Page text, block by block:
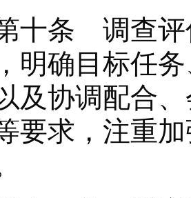
条 调查评估
明确目标任
及协调配合
要求，注重